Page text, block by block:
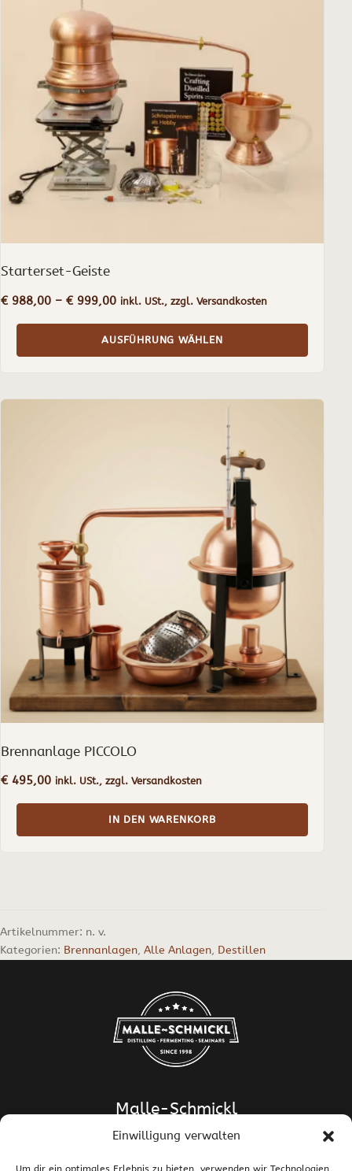
Einwilligung verwalten
Um dir ein optimales Erlebnis zu bieten, verwenden wir Technologien
Starterset-Geiste
€988,00 – €999,00Preisspanne:
bis
€ 999,00
inkl. USt., zzgl. Versandkosten
AUSFÜHRUNG WÄHLEN
Optionen
Produktseite
gewählt
werden
Brennanlage PICCOLO
€495,00 inkl. USt., zzgl. Versandkosten
IN DEN WARENKORB
Artikelnummer: n. v.
Kategorien: Brennanlagen, Alle Anlagen, Destillen
Malle-Schmickl
Dipl.-Ing. Dr. Helge Schmickl
Dipl.-Ing. Dr. Bettina Malle-Schmickl